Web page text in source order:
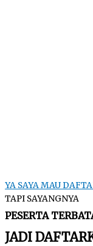
YA SAYA MAU
TAPI SAYANGNYA
PESERTA
JADI